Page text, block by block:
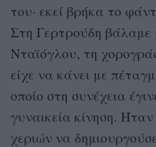
του· εκεί βρήκα το
Στη Γερτρούδη βάλαμε
Νταϊόγλου, τη
είχε να κάνει με
οποίο στη συνέχεια
γυναικεία κίνηση.
χεριών να